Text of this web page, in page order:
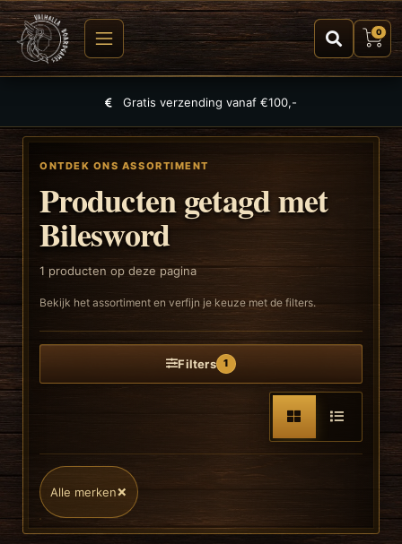
0
Gratis verzending vanaf €100,-
ONTDEK ONS ASSORTIMENT
Producten getagd met
Bilesword
1 producten op deze pagina
Bekijk het assortiment en verfijn je keuze met de filters.
Filters 1
Alle merken×